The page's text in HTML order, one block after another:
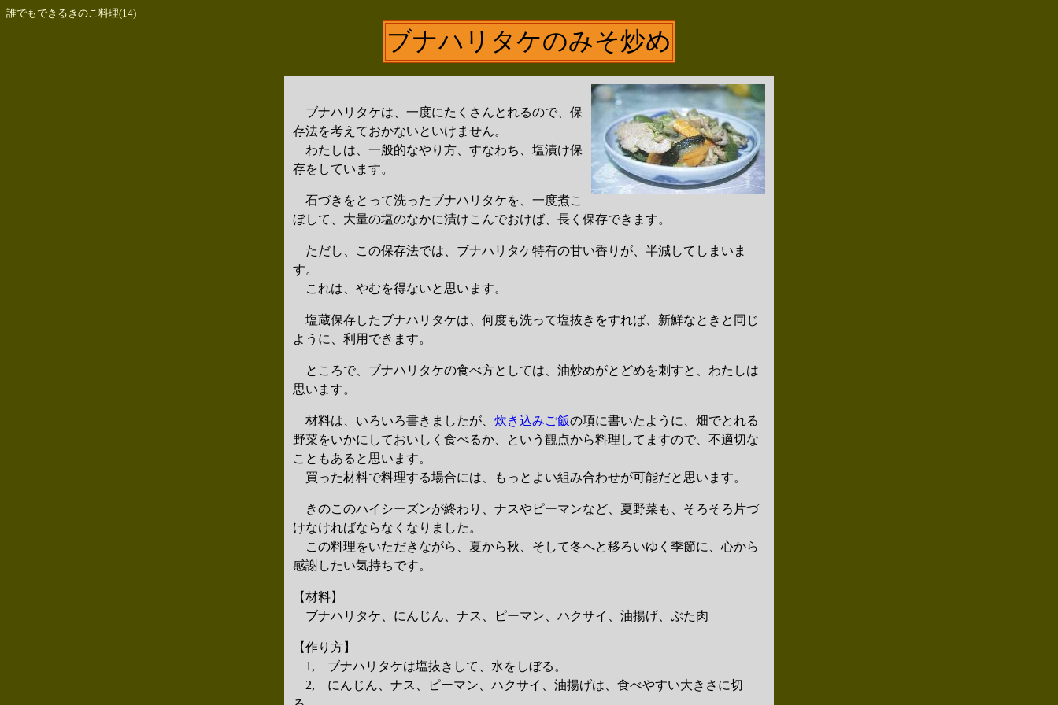
誰でもできるきのこ料理(14)
ブナハリタケのみそ炒め
ブナハリタケは、一度にたくさんとれるので、保
存法を考えておかないといけません。
わたしは、一般的なやり方、すなわち、塩漬け保
存をしています。
石づきをとって洗ったブナハリタケを、一度煮こ
ぼして、大量の塩のなかに漬けこんでおけば、長く保存できます。
ただし、この保存法では、ブナハリタケ特有の甘い香りが、半減してしまいま
す。
これは、やむを得ないと思います。
塩蔵保存したブナハリタケは、何度も洗って塩抜きをすれば、新鮮なときと同じ
ように、利用できます。
ところで、ブナハリタケの食べ方としては、油炒めがとどめを刺すと、わたしは
思います。
材料は、いろいろ書きましたが、 炊き込みご飯の項に書いたように、畑でとれる
野菜をいかにしておいしく食べるか、という観点から料理してますので、不適切な
こともあると思います。
買った材料で料理する場合には、もっとよい組み合わせが可能だと思います。
きのこのハイシーズンが終わり、ナスやピーマンなど、夏野菜も、そろそろ片づ
けなければならなくなりました。
この料理をいただきながら、夏から秋、そして冬へと移ろいゆく季節に、心から
感謝したい気持ちです。
【材料】
ブナハリタケ、にんじん、ナス、ピーマン、ハクサイ、油揚げ、ぶた肉
【作り方】
1, ブナハリタケは塩抜きして、水をしぼる。
2, にんじん、ナス、ピーマン、ハクサイ、油揚げは、食べやすい大きさに切